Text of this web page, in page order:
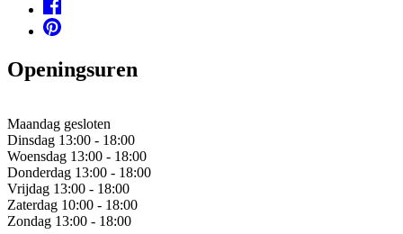
Openingsuren
Maandag gesloten
Dinsdag 13:00 - 18:00
Woensdag 13:00 - 18:00
Donderdag 13:00 - 18:00
Vrijdag 13:00 - 18:00
Zaterdag 10:00 - 18:00
Zondag 13:00 - 18:00